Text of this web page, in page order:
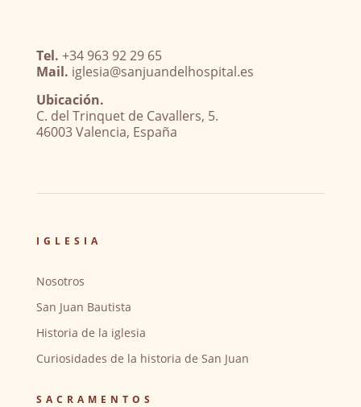
Tel. +34 963 92 29 65
Mail. iglesia@sanjuandelhospital.es
Ubicación.
C. del Trinquet de Cavallers, 5.
46003 Valencia, España
IGLESIA
Nosotros
San Juan Bautista
Historia de la iglesia
Curiosidades de la historia de San Juan
SACRAMENTOS